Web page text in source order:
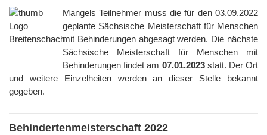
Mangels Teilnehmer muss die für den 03.09.2022
geplante Sächsische Meisterschaft für Menschen
mit Behinderungen abgesagt werden. Die nächste
Sächsische Meisterschaft für Menschen mit
Behinderungen findet am 07.01.2023statt. Der Ort
und weitere Einzelheiten werden an dieser Stelle bekannt
gegeben.
Behindertenmeisterschaft 2022